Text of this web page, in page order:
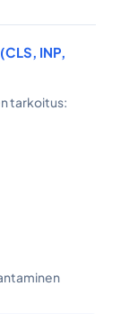
INP,
tarkoitus: